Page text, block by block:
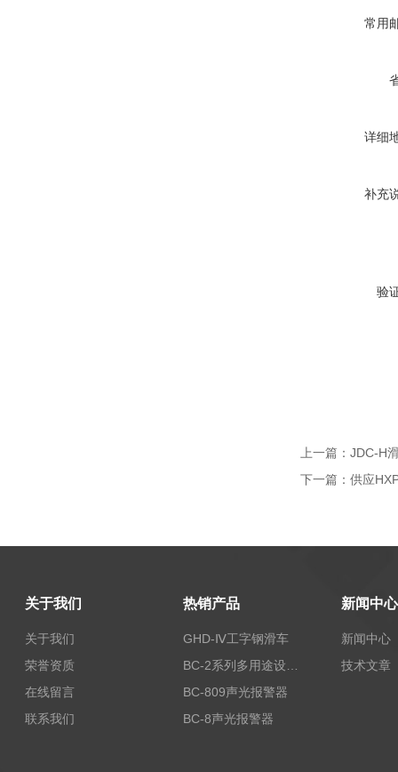
常用
详细
补充
验
上一篇： JDC-H
下一篇： 供应
关于我们
关于我们
荣誉资质
在线留言
联系我们
热销产品
GHD-Ⅳ工字钢滑车
BC-809声光报警器
BC-8声光报警器
新闻中心
新闻中心
技术文章